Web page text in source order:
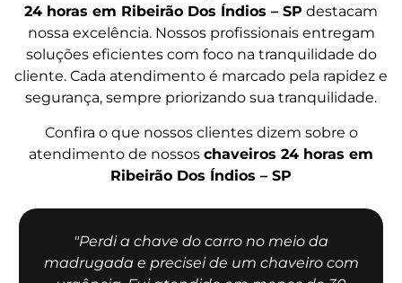
24 horas em Ribeirão Dos Índios – SP destacam
nossa excelência. Nossos profissionais entregam
soluções eficientes com foco na tranquilidade do
cliente. Cada atendimento é marcado pela rapidez e
segurança, sempre priorizando sua tranquilidade.
Confira o que nossos clientes dizem sobre o
atendimento de nossos chaveiros 24 horas em
Ribeirão Dos Índios – SP
"Perdi a chave do carro no meio da
madrugada e precisei de um chaveiro com